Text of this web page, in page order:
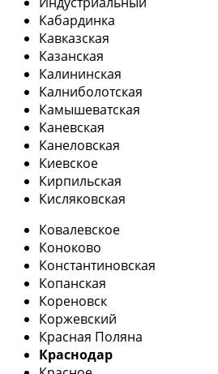
Кабардинка
Кавказская
Казанская
Калининская
Калниболотская
Камышеватская
Каневская
Канеловская
Киевское
Кирпильская
Кисляковская
Ковалевское
Коноково
Константиновская
Копанская
Кореновск
Коржевский
Красная Поляна
Краснодар